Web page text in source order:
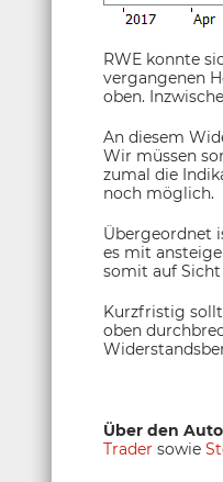
RWE konnte
vergangenen
oben.
An diesem
Wir müssen
zumal die
noch möglich.
Übergeordnet
es mit
somit auf Sicht
Kurzfristig
oben
Über den
Trader sowie